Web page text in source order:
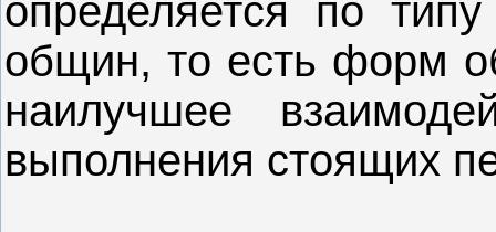
определяется по
общин, то есть форм
наилучшее
выполнения стоящих